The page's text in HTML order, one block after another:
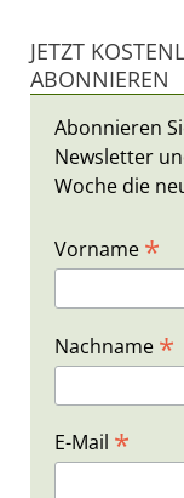
JETZT
ABONNIEREN
Abonnieren
Newsletter
Woche die
Vorname *
Nachname *
E-Mail *